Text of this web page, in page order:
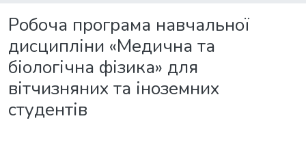
Робоча програма навчальної
дисципліни «Медична та
біологічна фізика» для
вітчизняних та іноземних
студентів